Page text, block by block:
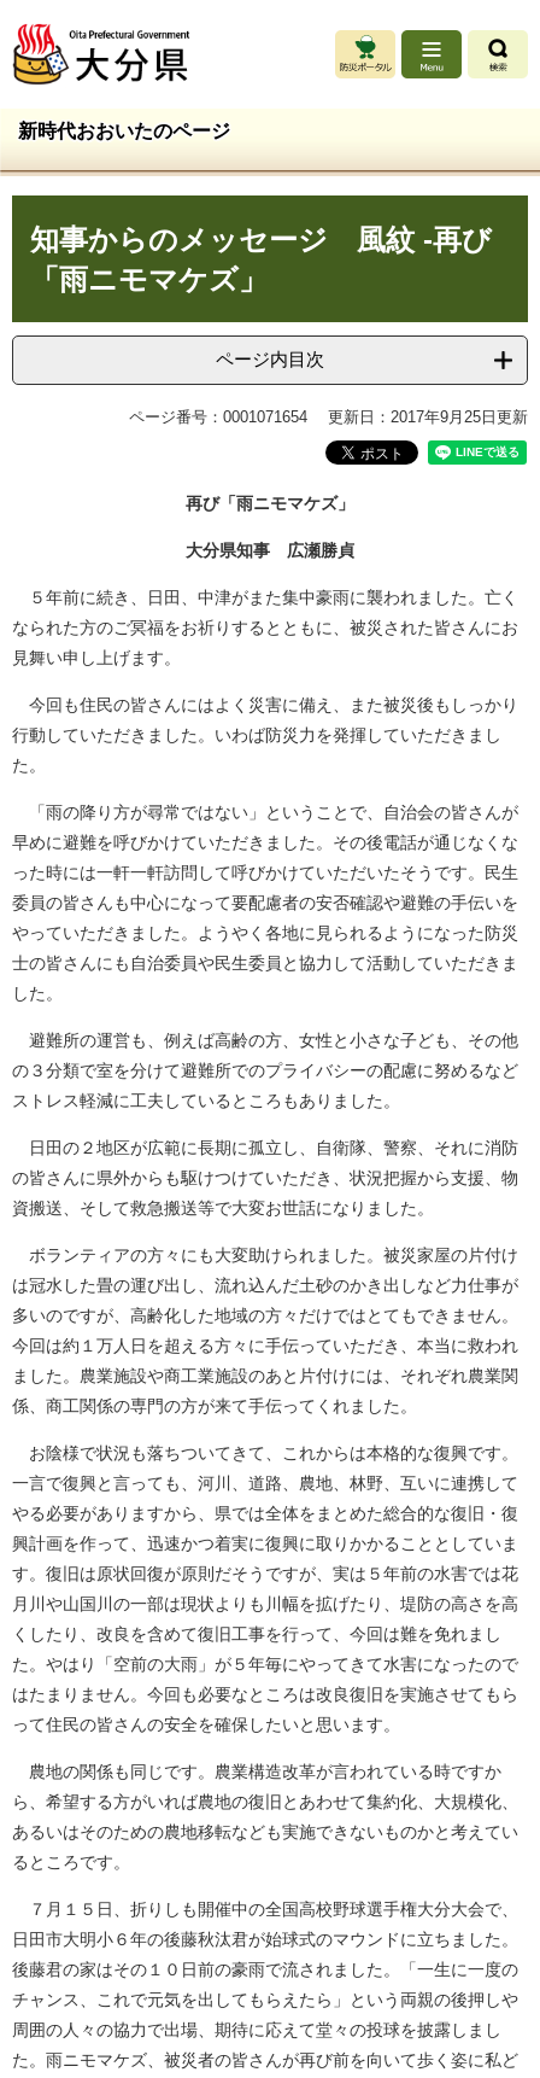
ジ
先
ュ
を
新時代おおいたのページ
知事からのメッセージ 風紋 -再び
「雨ニモマケズ」
ページ内目次
ページ番号：0001071654 更新日：2017年9月25日更新
再び「雨ニモマケズ」
大分県知事 広瀬勝貞
５年前に続き、日田、中津がまた集中豪雨に襲われました。亡く
なられた方のご冥福をお祈りするとともに、被災された皆さんにお
見舞い申し上げます。
今回も住民の皆さんにはよく災害に備え、また被災後もしっかり
行動していただきました。いわば防災力を発揮していただきまし
た。
「雨の降り方が尋常ではない」ということで、自治会の皆さんが
早めに避難を呼びかけていただきました。その後電話が通じなくな
った時には一軒一軒訪問して呼びかけていただいたそうです。民生
委員の皆さんも中心になって要配慮者の安否確認や避難の手伝いを
やっていただきました。ようやく各地に見られるようになった防災
士の皆さんにも自治委員や民生委員と協力して活動していただきま
した。
避難所の運営も、例えば高齢の方、女性と小さな子ども、その他
の３分類で室を分けて避難所でのプライバシーの配慮に努めるなど
ストレス軽減に工夫しているところもありました。
日田の２地区が広範に長期に孤立し、自衛隊、警察、それに消防
の皆さんに県外からも駆けつけていただき、状況把握から支援、物
資搬送、そして救急搬送等で大変お世話になりました。
ボランティアの方々にも大変助けられました。被災家屋の片付け
は冠水した畳の運び出し、流れ込んだ土砂のかき出しなど力仕事が
多いのですが、高齢化した地域の方々だけではとてもできません。
今回は約１万人日を超える方々に手伝っていただき、本当に救われ
ました。農業施設や商工業施設のあと片付けには、それぞれ農業関
係、商工関係の専門の方が来て手伝ってくれました。
お陰様で状況も落ちついてきて、これからは本格的な復興です。
一言で復興と言っても、河川、道路、農地、林野、互いに連携して
やる必要がありますから、県では全体をまとめた総合的な復旧・復
興計画を作って、迅速かつ着実に復興に取りかかることとしていま
す。復旧は原状回復が原則だそうですが、実は５年前の水害では花
月川や山国川の一部は現状よりも川幅を拡げたり、堤防の高さを高
くしたり、改良を含めて復旧工事を行って、今回は難を免れまし
た。やはり「空前の大雨」が５年毎にやってきて水害になったので
はたまりません。今回も必要なところは改良復旧を実施させてもら
って住民の皆さんの安全を確保したいと思います。
農地の関係も同じです。農業構造改革が言われている時ですか
ら、希望する方がいれば農地の復旧とあわせて集約化、大規模化、
あるいはそのための農地移転なども実施できないものかと考えてい
るところです。
７月１５日、折りしも開催中の全国高校野球選手権大分大会で、
日田市大明小６年の後藤秋汰君が始球式のマウンドに立ちました。
後藤君の家はその１０日前の豪雨で流されました。「一生に一度の
チャンス、これで元気を出してもらえたら」という両親の後押しや
周囲の人々の協力で出場、期待に応えて堂々の投球を披露しまし
た。雨ニモマケズ、被災者の皆さんが再び前を向いて歩く姿に私ど